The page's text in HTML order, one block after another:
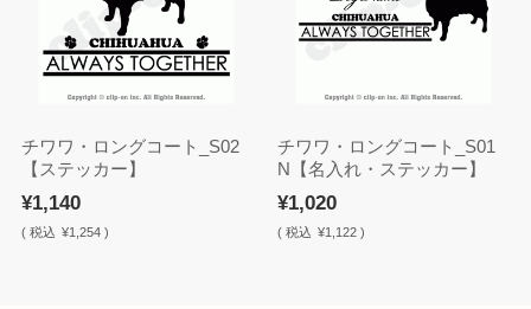
チワワ・ロングコート_S02
【ステッカー】
¥1,140
( 税込 ¥1,254 )
チワワ・ロングコート_S01
N【名入れ・ステッカー】
¥1,020
(税込 ¥1,122 )